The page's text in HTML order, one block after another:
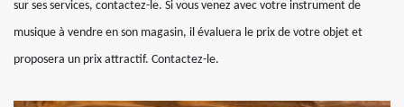
sur ses services, contactez-le. Si vous venez avec votre instrument de
musique à vendre en son magasin, il évaluera le prix de votre objet et
proposera un prix attractif. Contactez-le.